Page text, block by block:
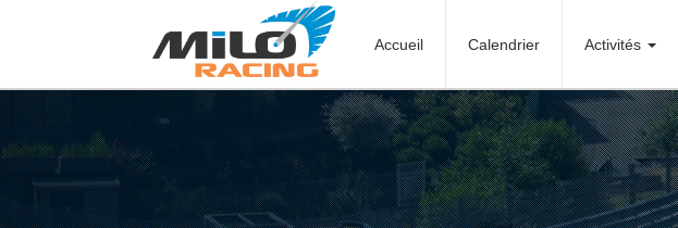
Accueil Calendrier Activités